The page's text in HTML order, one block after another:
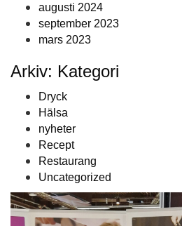
augusti 2024
september 2023
mars 2023
Arkiv: Kategori
Dryck
Hälsa
nyheter
Recept
Restaurang
Uncategorized